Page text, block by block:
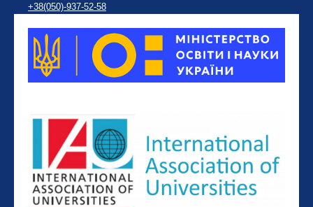
+38(050)-937-52-58